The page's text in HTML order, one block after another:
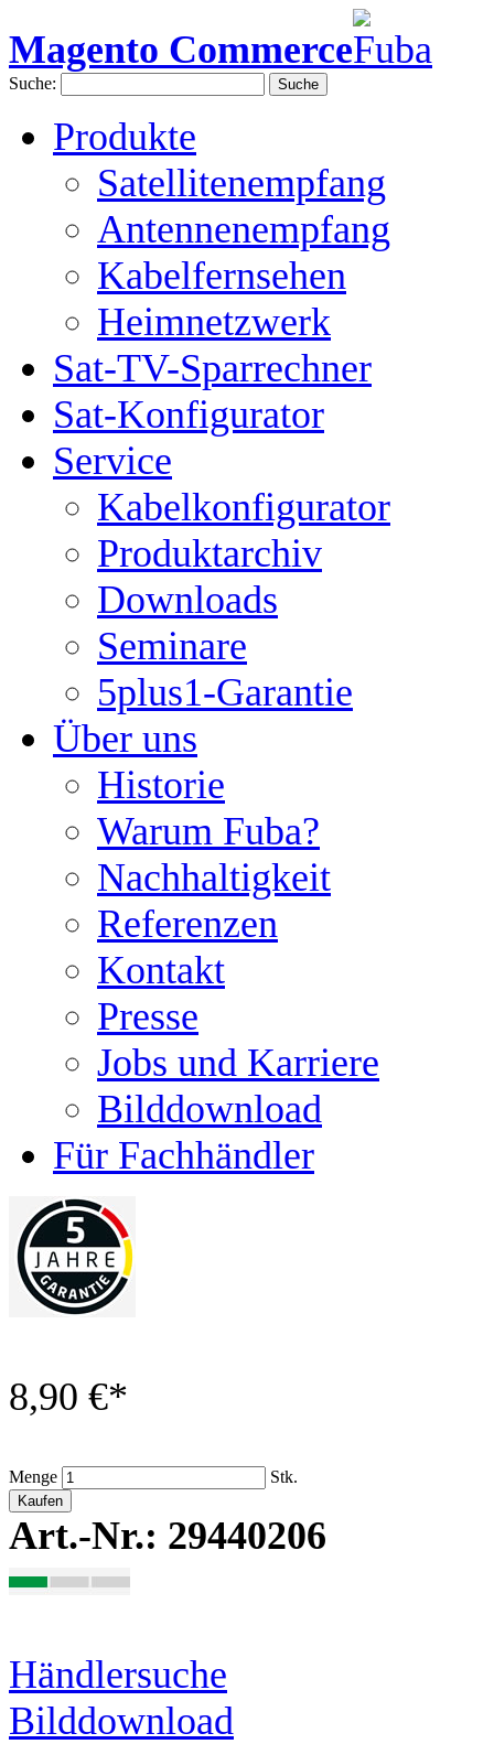
Magento Commerce
Suche: Suche
Produkte
Satellitenempfang
Antennenempfang
Kabelfernsehen
Heimnetzwerk
Sat-TV-Sparrechner
Sat-Konfigurator
Service
Kabelkonfigurator
Produktarchiv
Downloads
Seminare
5plus1-Garantie
Über uns
Historie
Warum Fuba?
Nachhaltigkeit
Referenzen
Kontakt
Presse
Jobs und Karriere
Bilddownload
Für Fachhändler
8,90 €*
Menge Stk.
Kaufen
Art.-Nr.: 29440206
Händlersuche
Bilddownload